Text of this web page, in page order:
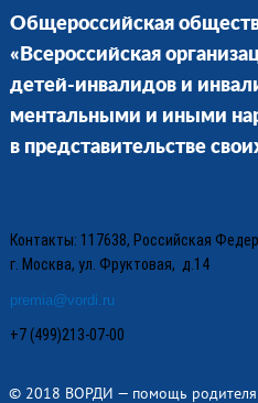
Общероссийская
«Всероссийская
детей-инвалидов и
ментальными и иными
в представительстве
Контакты: 117638, Российская
г. Москва, ул. Фруктовая, д.14
premia@vordi.ru
+7 (499)213-07-00
© 2018 ВОРДИ — помощь